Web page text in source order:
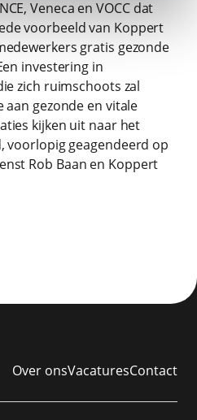
Veneca en VOCC dat
voorbeeld van Koppert
gratis gezonde
investering in
zich ruimschoots zal
gezonde en vitale
kijken uit naar het
voorlopig geagendeerd op
Rob Baan en Koppert
Over onsVacaturesContact